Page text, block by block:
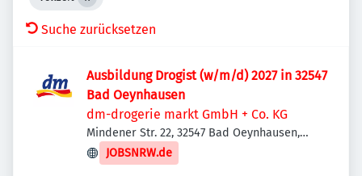
Suche zurücksetzen
Ausbildung Drogist (w/m/d) 2027 in 32547
Bad Oeynhausen
dm-drogerie markt GmbH + Co. KG
Mindener Str. 22, 32547 Bad Oeynhausen,
Deutschland
JOBSNRW.de